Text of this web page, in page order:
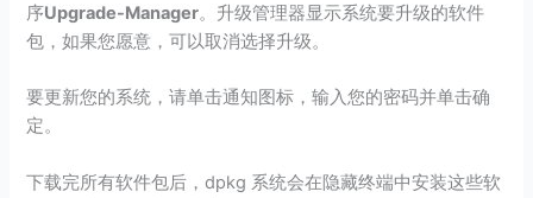
序Upgrade-Manager。升级管理器显示系统要升级的软件
包，如果您愿意，可以取消选择升级。
要更新您的系统，请单击通知图标，输入您的密码并单击确
定。
下载完所有软件包后，dpkg 系统会在隐藏终端中安装这些软